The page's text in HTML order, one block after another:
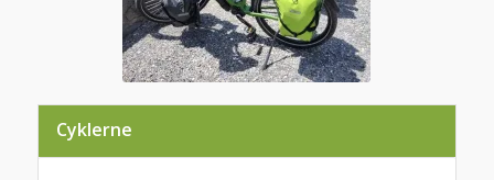
Cyklerne